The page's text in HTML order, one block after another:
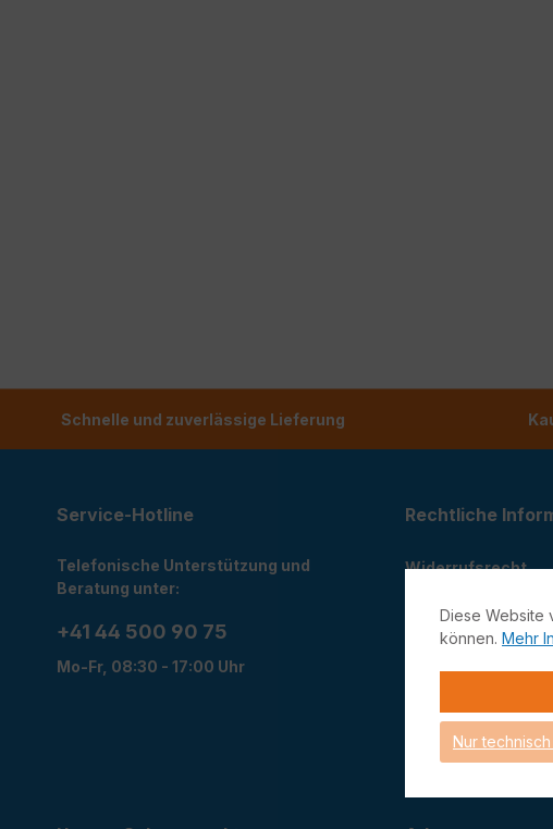
Schnelle und zuverlässige Lieferung
Service-Hotline
Telefonische Unterstützung und
Beratung unter:
+41 44 500 90 75
Mo-Fr, 08:30 - 17:00 Uhr
Rechtliche
Widerrufsrecht
Datenschutz
Impressum
Diese Website
können. Mehr
Nur